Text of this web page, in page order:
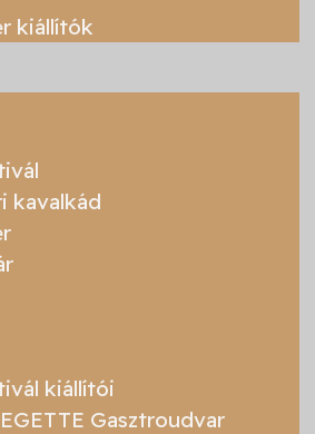
kiállítók
kavalkád
kiállítói
Gasztroudvar